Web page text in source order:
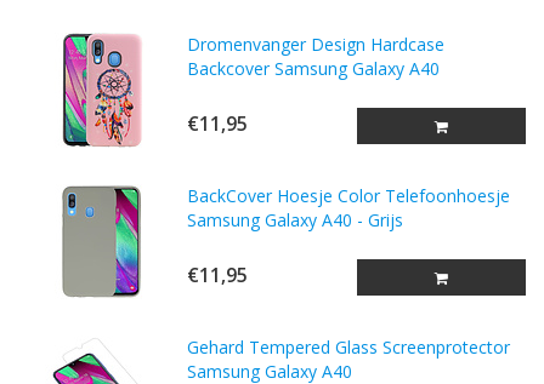
Dromenvanger Design Hardcase
Backcover Samsung Galaxy A40
€11,95
BackCover Hoesje Color Telefoonhoesje
Samsung Galaxy A40 - Grijs
€11,95
Gehard Tempered Glass Screenprotector
Samsung Galaxy A40